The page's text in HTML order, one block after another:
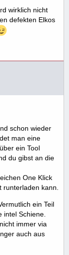
wirklich nicht
defekten Elkos
schon wieder
man eine
ein Tool
du gibst an die
One Klick
kann.
ein Teil
intel Schiene.
immer via
auch aus